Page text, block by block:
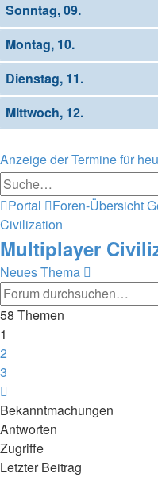
Sonntag, 09.
Montag, 10.
Dienstag, 11.
Mittwoch, 12.
Anzeige der Termine für
Portal Foren-Übersicht
Civilization
Multiplayer
Neues Thema
58 Themen
1
2
3
Bekanntmachungen
Antworten
Zugriffe
Letzter Beitrag